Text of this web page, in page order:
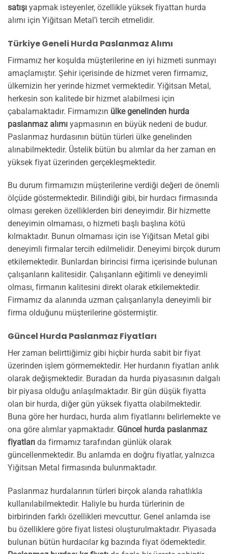
satışı yapmak isteyenler, özellikle yüksek fiyattan hurda
alımı için Yiğitsan Metal’i tercih etmelidir.
Türkiye Geneli Hurda Paslanmaz Alımı
Firmamız her koşulda müşterilerine en iyi hizmeti sunmayı
amaçlamıştır. Şehir içerisinde de hizmet veren firmamız,
ülkemizin her yerinde hizmet vermektedir. Yiğitsan Metal,
herkesin son kalitede bir hizmet alabilmesi için
çabalamaktadır. Firmamızın ülke genelinden hurda
paslanmaz alımı yapmasının en büyük nedeni de budur.
Paslanmaz hurdasının bütün türleri ülke genelinden
alınabilmektedir. Üstelik bütün bu alımlar da her zaman en
yüksek fiyat üzerinden gerçekleşmektedir.
Bu durum firmamızın müşterilerine verdiği değeri de önemli
ölçüde göstermektedir. Bilindiği gibi, bir hurdacı firmasında
olması gereken özelliklerden biri deneyimdir. Bir hizmette
deneyimin olmaması, o hizmeti başlı başlına kötü
kılmaktadır. Bunun olmaması için ise Yiğitsan Metal gibi
deneyimli firmalar tercih edilmelidir. Deneyimi birçok durum
etkilemektedir. Bunlardan birincisi firma içerisinde bulunan
çalışanların kalitesidir. Çalışanların eğitimli ve deneyimli
olması, firmanın kalitesini direkt olarak etkilemektedir.
Firmamız da alanında uzman çalışanlarıyla deneyimli bir
firma olduğunu müşterilerine göstermiştir.
Güncel Hurda Paslanmaz Fiyatları
Her zaman belirttiğimiz gibi hiçbir hurda sabit bir fiyat
üzerinden işlem görmemektedir. Her hurdanın fiyatları anlık
olarak değişmektedir. Buradan da hurda piyasasının dalgalı
bir piyasa olduğu anlaşılmaktadır. Bir gün düşük fiyatta
olan bir hurda, diğer gün yüksek fiyatta olabilmektedir.
Buna göre her hurdacı, hurda alım fiyatlarını belirlemekte ve
ona göre alımlar yapmaktadır. Güncel hurda paslanmaz
fiyatları da firmamız tarafından günlük olarak
güncellenmektedir. Bu anlamda en doğru fiyatlar, yalnızca
Yiğitsan Metal firmasında bulunmaktadır.
Paslanmaz hurdalarının türleri birçok alanda rahatlıkla
kullanılabilmektedir. Haliyle bu hurda türlerinin de
birbirinden farklı özellikleri mevcuttur. Genel anlamda ise
bu özelliklere göre fiyat listesi oluşturulmaktadır. Piyasada
bulunan bütün hurdacılar kg bazında fiyat ödemektedir.